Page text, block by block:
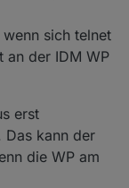
sich telnet
an der IDM WP
erst
kann der
die WP am